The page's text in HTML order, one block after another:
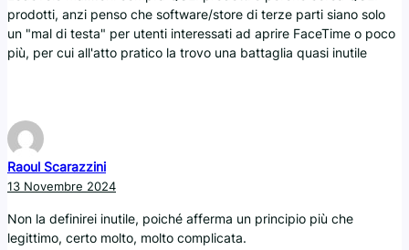
prodotti, anzi penso che software/store di terze parti siano solo
un "mal di testa" per utenti interessati ad aprire FaceTime o poco
più, per cui all'atto pratico la trovo una battaglia quasi inutile
Raoul Scarazzini
13 Novembre 2024
Non la definirei inutile, poiché afferma un principio più che
legittimo, certo molto, molto complicata.